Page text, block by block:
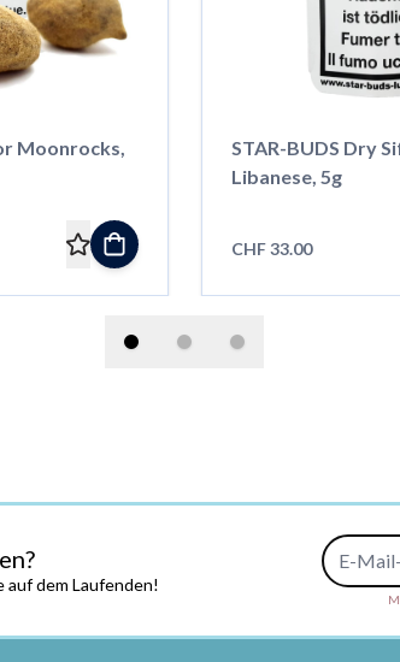
Moonrocks,
STAR-BUDS Dry
Libanese, 5g
CHF 33.00
dem Laufenden!
E-Mail-